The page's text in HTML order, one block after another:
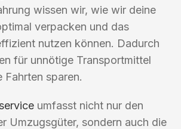
wissen wir, wie wir deine
verpacken und das
nutzen können. Dadurch
für unnötige Transportmittel
Fahrten sparen.
umfasst nicht nur den
Umzugsgüter, sondern auch die